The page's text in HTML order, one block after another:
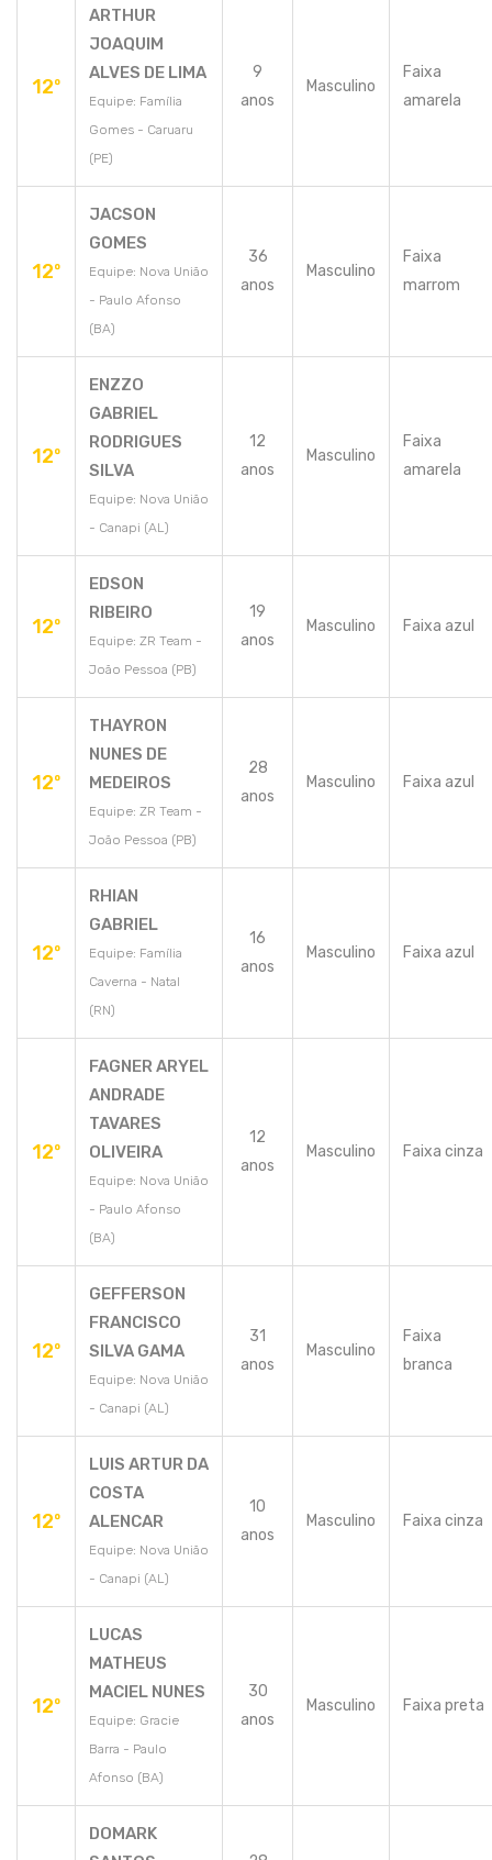
12º
ARTHUR
JOAQUIM
ALVES DE LIMA
Equipe: Família
Gomes - Caruaru
(PE)
9
anos
Masculino
Faixa
amarela
12º
JACSON
GOMES
Equipe: Nova União
- Paulo Afonso
(BA)
36
anos
Masculino
Faixa
marrom
12º
ENZZO
GABRIEL
RODRIGUES
SILVA
Equipe: Nova União
- Canapi (AL)
12
anos
Masculino
Faixa
amarela
12º
EDSON
RIBEIRO
Equipe: ZR Team -
João Pessoa (PB)
19
anos
Masculino Faixa azul
12º
THAYRON
NUNES DE
MEDEIROS
Equipe: ZR Team -
João Pessoa (PB)
28
anos
Masculino Faixa azul
12º
RHIAN
GABRIEL
Equipe: Família
Caverna - Natal
(RN)
16
anos
Masculino Faixa azul
12º
FAGNER ARYEL
ANDRADE
TAVARES
OLIVEIRA
Equipe: Nova União
- Paulo Afonso
(BA)
12
anos
Masculino Faixa cinza
12º
GEFFERSON
FRANCISCO
SILVA GAMA
Equipe: Nova União
- Canapi (AL)
31
anos
Masculino
Faixa
branca
12º
LUIS ARTUR DA
COSTA
ALENCAR
Equipe: Nova União
- Canapi (AL)
10
anos
Masculino Faixa cinza
12º
LUCAS
MATHEUS
MACIEL NUNES
Equipe: Gracie
Barra - Paulo
Afonso (BA)
30
anos
Masculino Faixa preta
DOMARK